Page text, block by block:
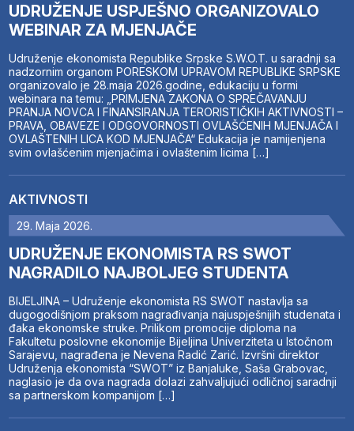
UDRUŽENJE USPJEŠNO ORGANIZOVALO
WEBINAR ZA MJENJAČE
Udruženje ekonomista Republike Srpske S.W.O.T. u saradnji sa
nadzornim organom PORESKOM UPRAVOM REPUBLIKE SRPSKE
organizovalo je 28.maja 2026.godine, edukaciju u formi
webinara na temu: „PRIMJENA ZAKONA O SPREČAVANJU
PRANJA NOVCA I FINANSIRANJA TERORISTIČKIH AKTIVNOSTI –
PRAVA, OBAVEZE I ODGOVORNOSTI OVLAŠĆENIH MJENJAČA I
OVLAŠTENIH LICA KOD MJENJAČA“ Edukacija je namijenjena
svim ovlašćenim mjenjačima i ovlaštenim licima […]
AKTIVNOSTI
29. Maja 2026.
UDRUŽENJE EKONOMISTA RS SWOT
NAGRADILO NAJBOLJEG STUDENTA
BIJELJINA – Udruženje ekonomista RS SWOT nastavlja sa
dugogodišnjom praksom nagrađivanja najuspješnijih studenata i
đaka ekonomske struke. Prilikom promocije diploma na
Fakultetu poslovne ekonomije Bijeljina Univerziteta u Istočnom
Sarajevu, nagrađena je Nevena Radić Zarić. Izvršni direktor
Udruženja ekonomista “SWOT” iz Banjaluke, Saša Grabovac,
naglasio je da ova nagrada dolazi zahvaljujući odličnoj saradnji
sa partnerskom kompanijom […]